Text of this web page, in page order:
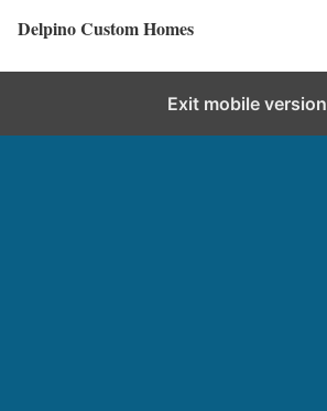
Delpino Custom Homes
Exit mobile version